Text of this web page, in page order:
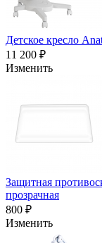
Детское кресло
11 200 ₽
Изменить
Защитная
прозрачная
800 ₽
Изменить